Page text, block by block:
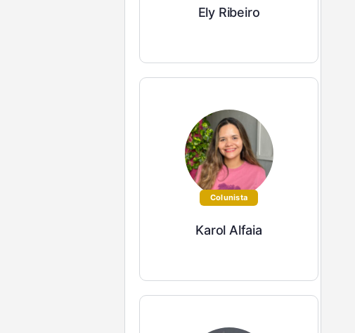
Ely Ribeiro
Colunista
Karol Alfaia